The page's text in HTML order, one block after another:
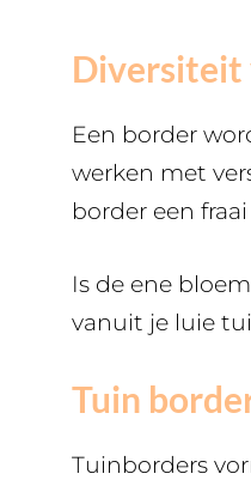
Diversiteit
Een border
werken met
border een
Is de ene
vanuit je luie
Tuin
Tuinborders